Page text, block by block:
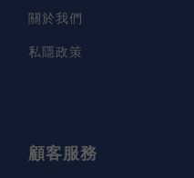
關於我們
私隱政策
顧客服務